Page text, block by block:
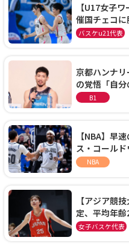
【U17女子
催国チェコ
通過！準々
バスケu21代表
京都ハンナ
の覚悟「自
に、京都に来
B1
【NBA】早
ス・コール
ーズに1年契
NBA
【アジア競
定、平均年
本開催の大舞
女子バスケ代表